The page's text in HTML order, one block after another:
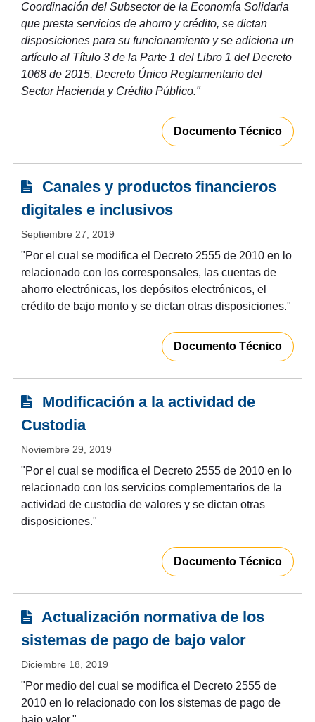
Coordinación del Subsector de la Economía Solidaria
que presta servicios de ahorro y crédito, se dictan
disposiciones para su funcionamiento y se adiciona un
artículo al Título 3 de la Parte 1 del Libro 1 del Decreto
1068 de 2015, Decreto Único Reglamentario del
Sector Hacienda y Crédito Público."
Documento Técnico
Canales y productos financieros
digitales e inclusivos
Septiembre 27, 2019
"Por el cual se modifica el Decreto 2555 de 2010 en lo
relacionado con los corresponsales, las cuentas de
ahorro electrónicas, los depósitos electrónicos, el
crédito de bajo monto y se dictan otras disposiciones."
Documento Técnico
Modificación a la actividad de
Custodia
Noviembre 29, 2019
"Por el cual se modifica el Decreto 2555 de 2010 en lo
relacionado con los servicios complementarios de la
actividad de custodia de valores y se dictan otras
disposiciones."
Documento Técnico
Actualización normativa de los
sistemas de pago de bajo valor
Diciembre 18, 2019
"Por medio del cual se modifica el Decreto 2555 de
2010 en lo relacionado con los sistemas de pago de
bajo valor."